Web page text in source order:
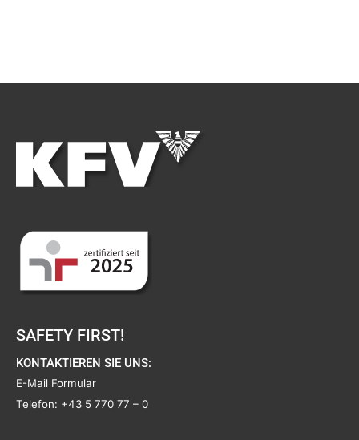
SAFETY FIRST!
KONTAKTIEREN SIE UNS:
E-Mail Formular
Telefon: +43 5 770 77 – 0